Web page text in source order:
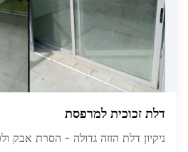
דלת זכוכית למרפסת
ניקיון דלת הזזה גדולה - הסרת אבק